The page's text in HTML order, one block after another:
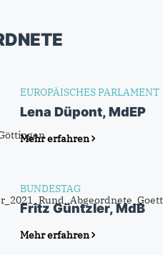
EUROPÄISCHES PARLAMENT
Lena Düpont, MdEP
Mehr erfahren
BUNDESTAG
Fritz Güntzler, MdB
Mehr erfahren